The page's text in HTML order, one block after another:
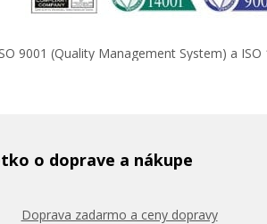
9001 (Quality Management System) a
o doprave a nákupe
Doprava zadarmo a ceny dopravy